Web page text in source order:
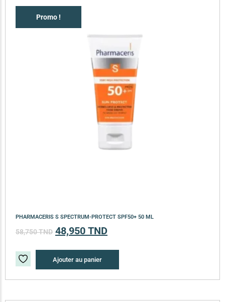
Promo !
PHARMACERIS S SPECTRUM-PROTECT SPF50+ 50 ML
58,750TND 48,950 TND
Ajouter au panier